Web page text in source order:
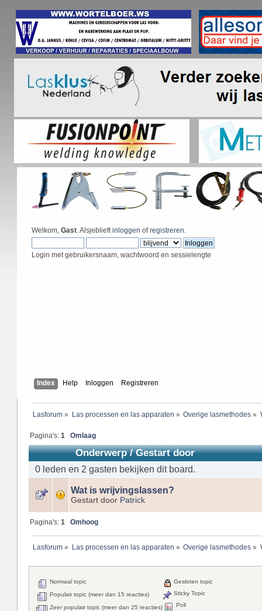
Welkom, Gast. Alsjeblieftinloggen ofregistreren.
Login met gebruikersnaam, wachtwoord en sessielengte
Index Help Inloggen Registreren
Lasforum» Las processen en las apparaten » Overige lasmethodes »
Pagina's:1 Omlaag
Onderwerp/Gestart door
0 leden en 2 gasten bekijken dit board.
Wat is wrijvingslassen?
Gestart door Patrick
Pagina's:1 Omhoog
Lasforum» Las processen en las apparaten » Overige lasmethodes »
Normaal topic
Populair topic (meer dan 15 reacties)
Zeer populair topic (meer dan 25 reacties)
Gesloten topic
Sticky Topic
Poll